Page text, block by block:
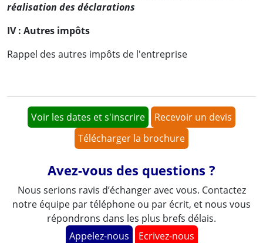
réalisation des déclarations
IV : Autres impôts
Rappel des autres impôts de l'entreprise
Voir les dates et s'inscrire
Recevoir un devis
Télécharger la brochure
Avez-vous des questions ?
Nous serions ravis d’échanger avec vous. Contactez
notre équipe par téléphone ou par écrit, et nous vous
répondrons dans les plus brefs délais.
Appelez-nous
Ecrivez-nous